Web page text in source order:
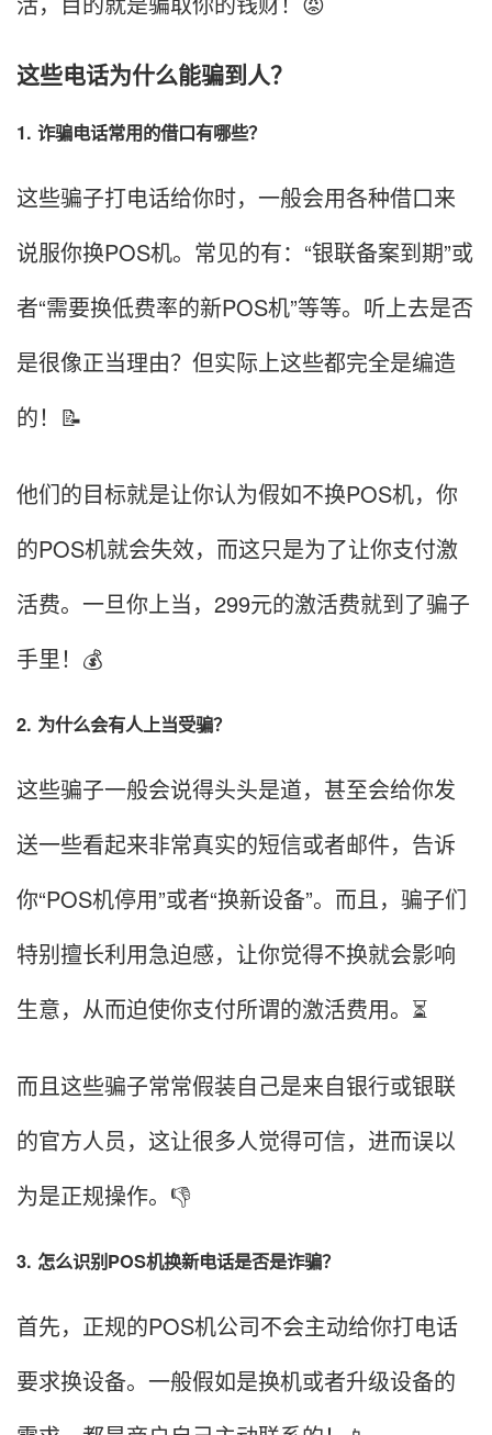
这些电话为什么能骗到人？
1. 诈骗电话常用的借口有哪些？
这些骗子打电话给你时，一般会用各种借口来
说服你换POS机。常见的有：“银联备案到期”或
者“需要换低费率的新POS机”等等。听上去是否
是很像正当理由？但实际上这些都完全是编造
的！📝
他们的目标就是让你认为假如不换POS机，你
的POS机就会失效，而这只是为了让你支付激
活费。一旦你上当，299元的激活费就到了骗子
手里！💰
2. 为什么会有人上当受骗？
这些骗子一般会说得头头是道，甚至会给你发
送一些看起来非常真实的短信或者邮件，告诉
你“POS机停用”或者“换新设备”。而且，骗子们
特别擅长利用急迫感，让你觉得不换就会影响
生意，从而迫使你支付所谓的激活费用。⏳
而且这些骗子常常假装自己是来自银行或银联
的官方人员，这让很多人觉得可信，进而误以
为是正规操作。👎
3. 怎么识别POS机换新电话是否是诈骗？
首先，正规的POS机公司不会主动给你打电话
要求换设备。一般假如是换机或者升级设备的